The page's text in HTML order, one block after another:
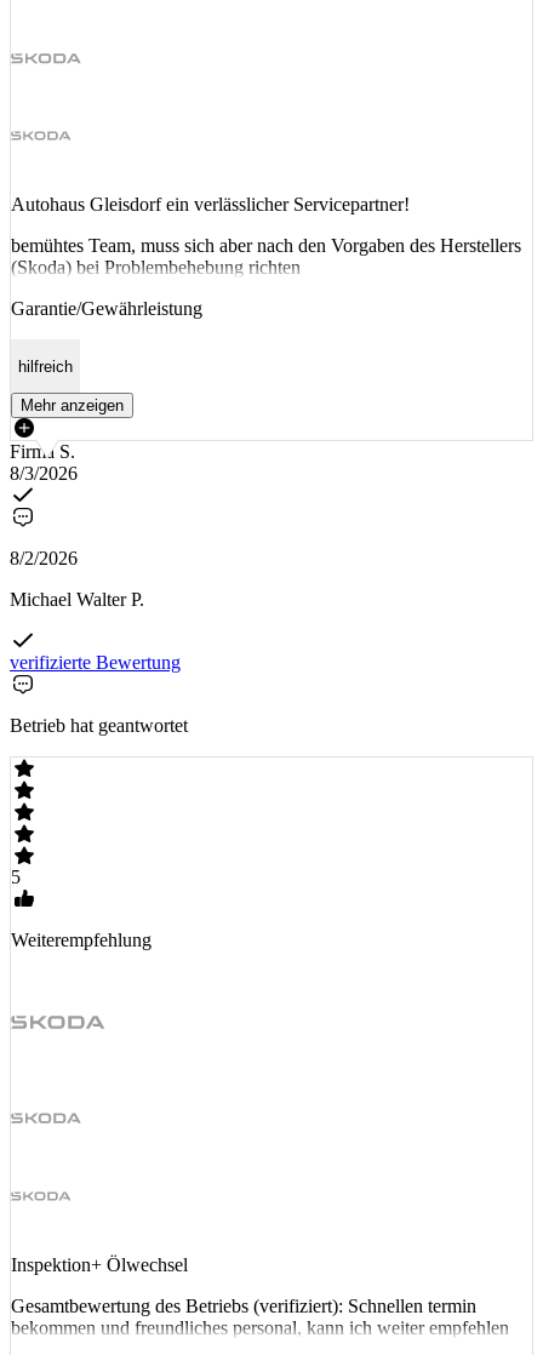
Autohaus Gleisdorf ein verlässlicher Servicepartner!
bemühtes Team, muss sich aber nach den Vorgaben des Herstellers
(Skoda) bei Problembehebung richten
Garantie/Gewährleistung
hilfreich
Mehr anzeigen
Firma S.
8/3/2026
8/2/2026
Michael Walter P.
verifizierte Bewertung
Betrieb hat geantwortet
5
Weiterempfehlung
Inspektion+ Ölwechsel
Gesamtbewertung des Betriebs (verifiziert): Schnellen termin
bekommen und freundliches personal, kann ich weiter empfehlen